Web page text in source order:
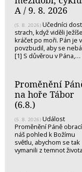
A / 9. 8. 2026
(5. 8. 2026) Učedníci
strach, když viděli Ježíše
kráčet po moři. Pán je
povzbudil, aby se
[1] S důvěrou v Pána,…
Proměnění
na hoře Tábor
(6.8.)
(5. 8. 2026) Událost
Proměnění Páně obrací
náš pohled k Božímu
světlu, abychom se tak
vymanili z temnot